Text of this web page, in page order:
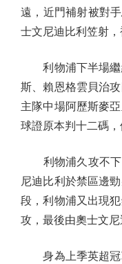
遠，近門補射被對
士文尼迪比利笠射，
利物浦下半場繼
斯、賴恩格雲貝治
主隊中場阿歷斯麥
球證原本判十二碼，
利物浦久攻不下
尼迪比利於禁區邊
段，利物浦又出現
攻，最後由奧士文尼
身為上季英超冠